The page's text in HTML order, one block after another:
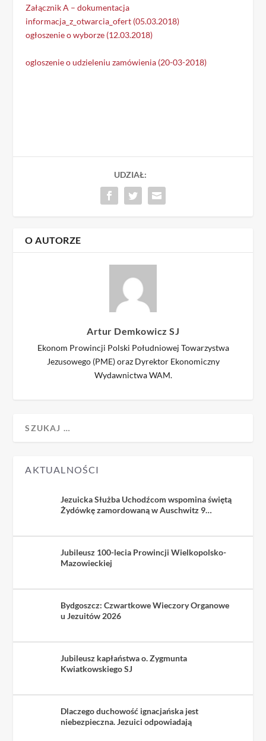
Załącznik A – dokumentacja
informacja_z_otwarcia_ofert (05.03.2018)
ogłoszenie o wyborze (12.03.2018)
ogloszenie o udzieleniu zamówienia (20-03-2018)
UDZIAŁ:
O AUTORZE
Artur Demkowicz SJ
Ekonom Prowincji Polski Południowej Towarzystwa
Jezusowego (PME) oraz Dyrektor Ekonomiczny
Wydawnictwa WAM.
AKTUALNOŚCI
Jezuicka Służba Uchodźcom wspomina świętą
Żydówkę zamordowaną w Auschwitz 9
Jubileusz 100-lecia Prowincji Wielkopolsko-
Mazowieckiej
Bydgoszcz: Czwartkowe Wieczory Organowe
u Jezuitów 2026
Jubileusz kapłaństwa o. Zygmunta
Kwiatkowskiego SJ
Dlaczego duchowość ignacjańska jest
niebezpieczna. Jezuici odpowiadają